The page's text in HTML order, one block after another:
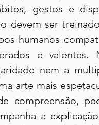
gestos e
devem ser
humanos
e valentes.
nem a
arte mais
compreensão,
a